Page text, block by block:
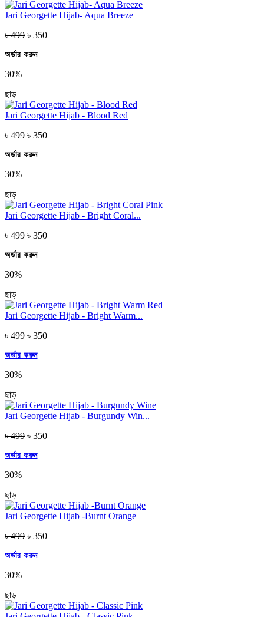
Jari Georgette Hijab- Aqua Breeze
৳ 499 ৳ 350
অর্ডার করুন
30%
ছাড়
Jari Georgette Hijab - Blood Red
৳ 499 ৳ 350
অর্ডার করুন
30%
ছাড়
Jari Georgette Hijab - Bright Coral...
৳ 499 ৳ 350
অর্ডার করুন
30%
ছাড়
Jari Georgette Hijab - Bright Warm...
৳ 499 ৳ 350
অর্ডার করুন
30%
ছাড়
Jari Georgette Hijab - Burgundy Win...
৳ 499 ৳ 350
অর্ডার করুন
30%
ছাড়
Jari Georgette Hijab -Burnt Orange
৳ 499 ৳ 350
অর্ডার করুন
30%
ছাড়